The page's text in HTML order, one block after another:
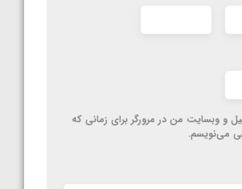
و وبسایت من در مرورگر برای زمانی که
می‌نویسم.